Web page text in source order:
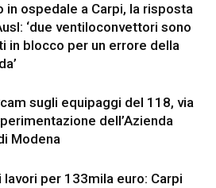
in ospedale a Carpi, la risposta
‘due ventiloconvettori sono
in blocco per un errore della
sugli equipaggi del 118, via
dell’Azienda
Modena
lavori per 133mila euro: Carpi